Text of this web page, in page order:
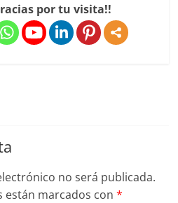
por tu visita!!
no será publicada.
están marcados con*